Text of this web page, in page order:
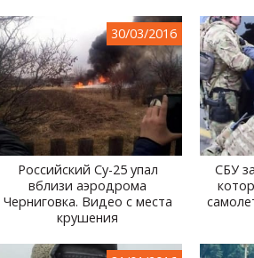
30/03/2016
Российский Су-25 упал
вблизи аэродрома
Черниговка. Видео с места
крушения
СБУ